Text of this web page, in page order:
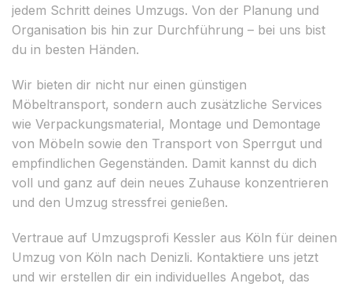
jedem Schritt deines Umzugs. Von der Planung und
Organisation bis hin zur Durchführung – bei uns bist
du in besten Händen.
Wir bieten dir nicht nur einen günstigen
Möbeltransport, sondern auch zusätzliche Services
wie Verpackungsmaterial, Montage und Demontage
von Möbeln sowie den Transport von Sperrgut und
empfindlichen Gegenständen. Damit kannst du dich
voll und ganz auf dein neues Zuhause konzentrieren
und den Umzug stressfrei genießen.
Vertraue auf Umzugsprofi Kessler aus Köln für deinen
Umzug von Köln nach Denizli. Kontaktiere uns jetzt
und wir erstellen dir ein individuelles Angebot, das